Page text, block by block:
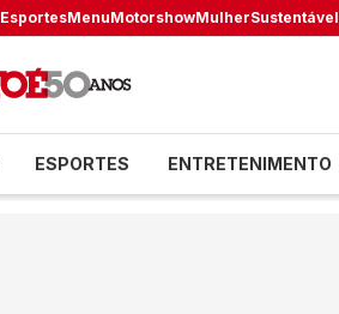
EsportesMenuMotorshowMulherSustentável
ESPORTES ENTRETENIMENTO